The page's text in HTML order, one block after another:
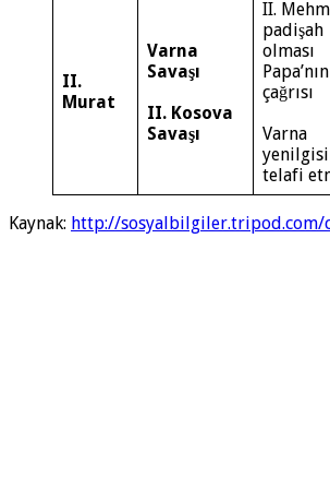
II.
Murat
Varna
Savaşı
II. Kosova
Savaşı
II.
padişah
olması
Papa’nın
çağrısı
Varna
telafi
Kaynak: http://sosyalbilgiler.tripod.com/